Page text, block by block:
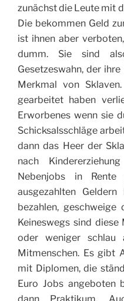
zunächst die Leute mit
Die bekommen Geld
ist ihnen aber
dumm. Sie sind
Gesetzeswahn, der
Merkmal von
gearbeitet haben
Erworbenes wenn sie
Schicksalsschläge
dann das Heer der
nach
Nebenjobs in
ausgezahlten
bezahlen, geschweige
Keineswegs sind
oder weniger schlau
Mitmenschen. Es gibt
mit Diplomen, die
Euro Jobs angeboten